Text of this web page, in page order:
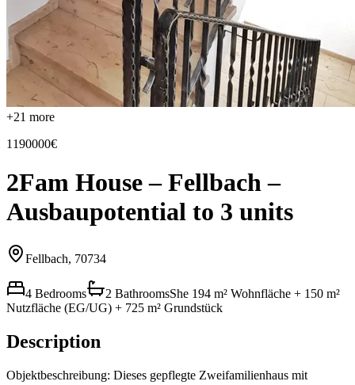
+21 more
1190000€
2Fam House – Fellbach –
Ausbaupotential to 3 units
Fellbach, 70734
4 Bedrooms 2 BathroomsShe 194 m² Wohnfläche + 150 m²
Nutzfläche (EG/UG) + 725 m² Grundstück
Description
Objektbeschreibung: Dieses gepflegte Zweifamilienhaus mit